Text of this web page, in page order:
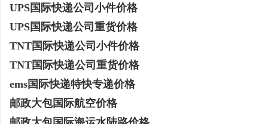
UPS国际快递公司小件价格
UPS国际快递公司重货价格
TNT国际快递公司小件价格
TNT国际快递公司重货价格
ems国际快递特快专递价格
邮政大包国际航空价格